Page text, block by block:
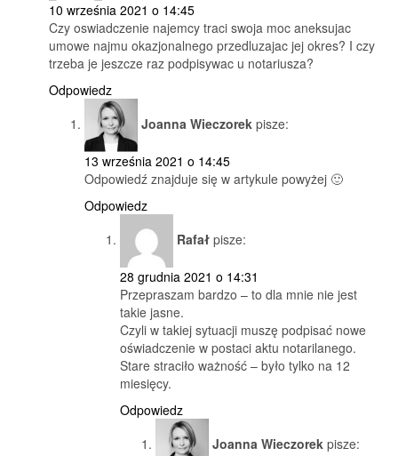
10 września 2021 o 14:45
Czy oswiadczenie najemcy traci swoja moc aneksujac
umowe najmu okazjonalnego przedluzajac jej okres? I czy
trzeba je jeszcze raz podpisywac u notariusza?
Odpowiedz
Joanna Wieczorek pisze:
13 września 2021 o 14:45
Odpowiedź znajduje się w artykule powyżej 🙂
Odpowiedz
Rafał pisze:
28 grudnia 2021 o 14:31
Przepraszam bardzo – to dla mnie nie jest
takie jasne.
Czyli w takiej sytuacji muszę podpisać nowe
oświadczenie w postaci aktu notarilanego.
Stare straciło ważność – było tylko na 12
miesięcy.
Odpowiedz
Joanna Wieczorek pisze: